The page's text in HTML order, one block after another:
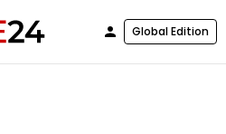
Global Edition